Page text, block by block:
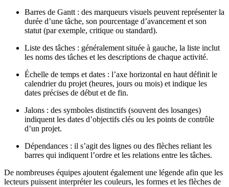
Barres de Gantt : des marqueurs visuels peuvent représenter la
durée d’une tâche, son pourcentage d’avancement et son
statut (par exemple, critique ou standard).
Liste des tâches : généralement située à gauche, la liste inclut
les noms des tâches et les descriptions de chaque activité.
Échelle de temps et dates : l’axe horizontal en haut définit le
calendrier du projet (heures, jours ou mois) et indique les
dates précises de début et de fin.
Jalons : des symboles distinctifs (souvent des losanges)
indiquent les dates d’objectifs clés ou les points de contrôle
d’un projet.
Dépendances : il s’agit des lignes ou des flèches reliant les
barres qui indiquent l’ordre et les relations entre les tâches.
De nombreuses équipes ajoutent également une légende afin que les
lecteurs puissent interpréter les couleurs, les formes et les flèches de